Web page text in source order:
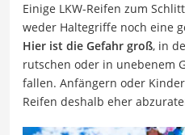
Einige LKW-Reifen zum
weder Haltegriffe noch eine
Hier ist die Gefahr groß, in
rutschen oder in unebenem
fallen. Anfängern oder
Reifen deshalb eher